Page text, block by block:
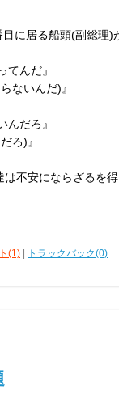
に居る船頭(副総理)
てんだ』
ないんだ)』
んだろ』
ろ)』
不安にならざるを得
(1) トラックバック(0)